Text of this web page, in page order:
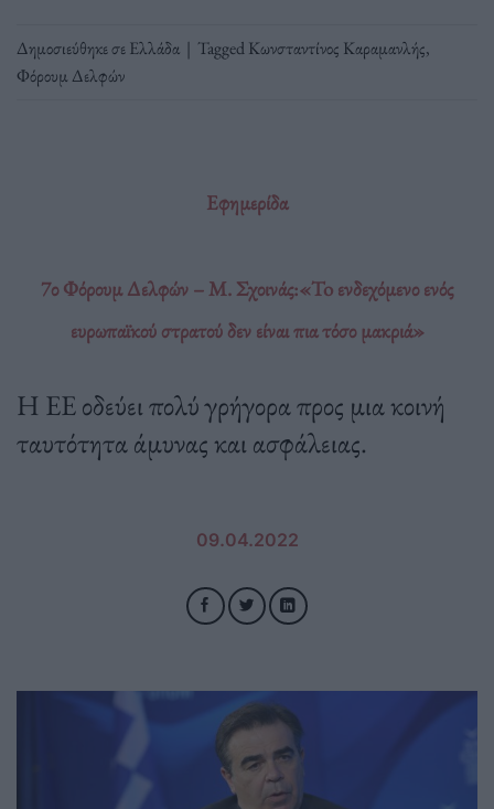
Δημοσιεύθηκε σεΕλλάδα | TaggedΚωνσταντίνος Καραμανλής,
Φόρουμ Δελφών
Εφημερίδα
7ο Φόρουμ Δελφών – Μ. Σχοινάς:«To ενδεχόμενο ενός
ευρωπαϊκού στρατού δεν είναι πια τόσο μακριά»
Η ΕΕ οδεύει πολύ γρήγορα προς μια κοινή
ταυτότητα άμυνας και ασφάλειας.
09.04.2022